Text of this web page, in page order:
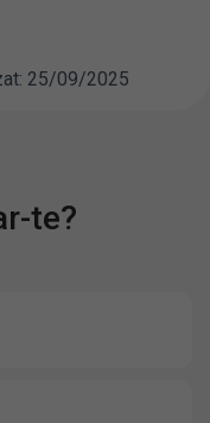
25/09/2025
te?